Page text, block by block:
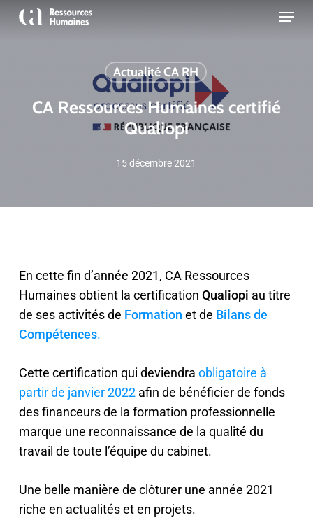
Skip
Menu
Actualité CA RH
CA Ressources Humaines certifié
Qualiopi
15 décembre 2021
En cette fin d’année 2021, CA Ressources
Humaines obtient la certification Qualiopi au titre
de ses activités de Formation et de Bilans de
Compétences.
Cette certification qui deviendra obligatoire à
partir de janvier 2022afin de bénéficier de fonds
des financeurs de la formation professionnelle
marque une reconnaissance de la qualité du
travail de toute l’équipe du cabinet.
Une belle manière de clôturer une année 2021
riche en actualités et en projets.